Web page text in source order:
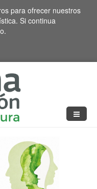
para ofrecer nuestros
Si continua